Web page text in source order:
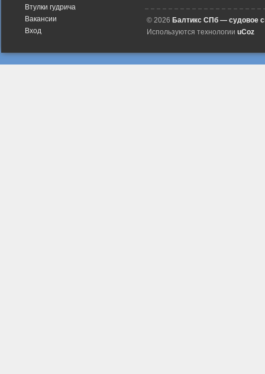
Втулки гудрича
Вакансии
Вход
© 2026 Балтикс СПб — судовое
Используются технологии uCoz